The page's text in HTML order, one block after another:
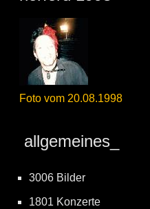
Foto vom 20.08.1998
allgemeines_
3006 Bilder
1801 Konzerte